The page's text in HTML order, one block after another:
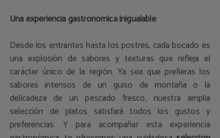
Una experiencia gastronómica inigualable
Desde los entrantes hasta los postres, cada bocado es
una explosión de sabores y texturas que refleja el
carácter único de la región. Ya sea que prefieras los
sabores intensos de un guiso de montaña o la
delicadeza de un pescado fresco, nuestra amplia
selección de platos satisfará todos los gustos y
preferencias. Y para acompañar esta experiencia